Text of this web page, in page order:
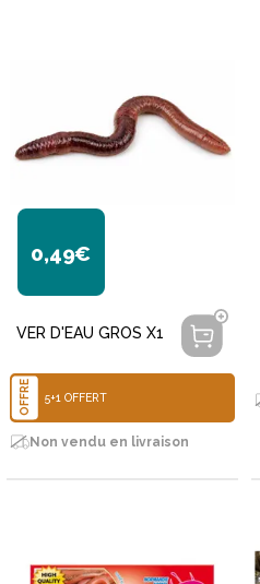
0,49€
VER D'EAU GROS X1
OFFRE 5+1 OFFERT
Non vendu en livraison